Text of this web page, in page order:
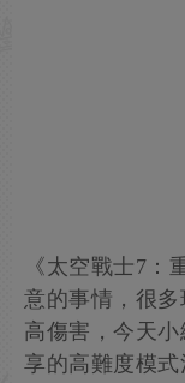
《太空戰士7：
意的事情，很
高傷害，今天
享的高難度模